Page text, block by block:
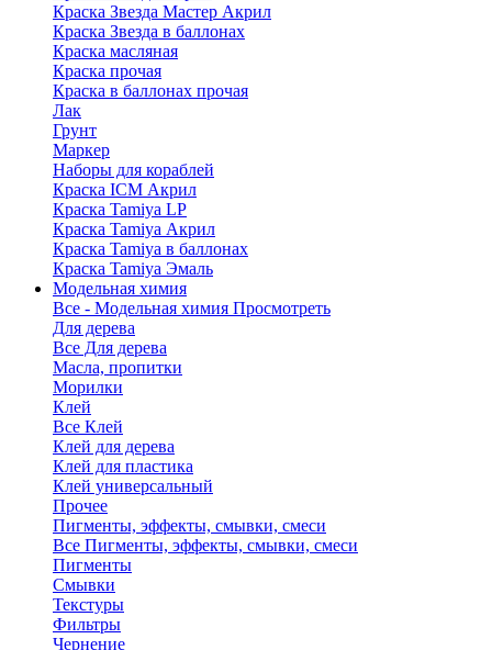
Краска Звезда Мастер Акрил
Краска Звезда в баллонах
Краска масляная
Краска прочая
Краска в баллонах прочая
Лак
Грунт
Маркер
Наборы для кораблей
Краска ICM Акрил
Краска Tamiya LP
Краска Tamiya Акрил
Краска Tamiya в баллонах
Краска Tamiya Эмаль
Модельная химия
Все - Модельная химия Просмотреть
Для дерева
Все Для дерева
Масла, пропитки
Морилки
Клей
Все Клей
Клей для дерева
Клей для пластика
Клей универсальный
Прочее
Пигменты, эффекты, смывки, смеси
Все Пигменты, эффекты, смывки, смеси
Пигменты
Смывки
Текстуры
Фильтры
Чернение